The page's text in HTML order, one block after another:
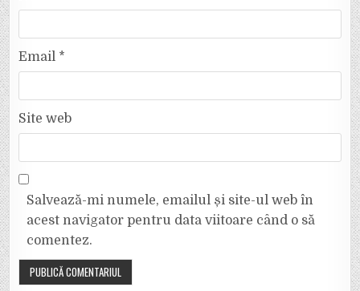
Email *
Site web
Salvează-mi numele, emailul și site-ul web în
acest navigator pentru data viitoare când o să
comentez.